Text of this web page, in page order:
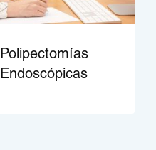
Polipectomías
Endoscópicas